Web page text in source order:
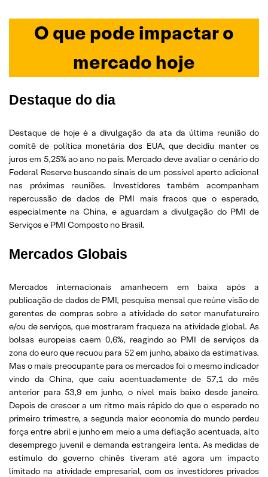
O que pode impactar o
mercado hoje
Destaque do dia
Destaque de hoje é a divulgação da ata da última reunião do
comitê de política monetária dos EUA, que decidiu manter os
juros em 5,25% ao ano no país. Mercado deve avaliar o cenário do
Federal Reserve buscando sinais de um possível aperto adicional
nas próximas reuniões. Investidores também acompanham
repercussão de dados de PMI mais fracos que o esperado,
especialmente na China, e aguardam a divulgação do PMI de
Serviços e PMI Composto no Brasil.
Mercados Globais
Mercados internacionais amanhecem em baixa após a
publicação de dados de PMI, pesquisa mensal que reúne visão de
gerentes de compras sobre a atividade do setor manufatureiro
e/ou de serviços, que mostraram fraqueza na atividade global. As
bolsas europeias caem 0,6%, reagindo ao PMI de serviços da
zona do euro que recuou para 52 em junho, abaixo da estimativas.
Mas o mais preocupante para os mercados foi o mesmo indicador
vindo da China, que caiu acentuadamente de 57,1 do mês
anterior para 53,9 em junho, o nível mais baixo desde janeiro.
Depois de crescer a um ritmo mais rápido do que o esperado no
primeiro trimestre, a segunda maior economia do mundo perdeu
força entre abril e junho em meio a uma deflação acentuada, alto
desemprego juvenil e demanda estrangeira lenta. As medidas de
estímulo do governo chinês tiveram até agora um impacto
limitado na atividade empresarial, com os investidores privados